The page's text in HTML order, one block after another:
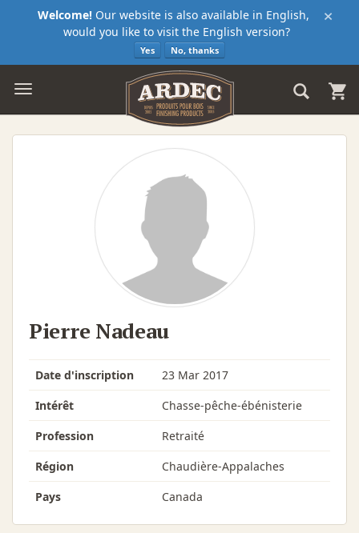
×
Welcome! Our website is also available in English,
would you like to visit the English version?
Yes No, thanks
Pierre Nadeau
Date d'inscription
23 Mar 2017
Intérêt
Chasse-pêche-ébénisterie
Profession
Retraité
Région
Chaudière-Appalaches
Pays
Canada